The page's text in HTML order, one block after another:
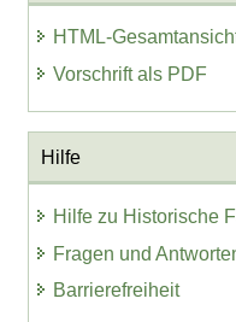
HTML-
Vorschrift als PDF
Hilfe
Hilfe zu Historische
Fragen und
Barrierefreiheit